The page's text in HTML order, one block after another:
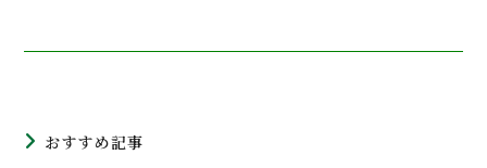
おすすめ記事